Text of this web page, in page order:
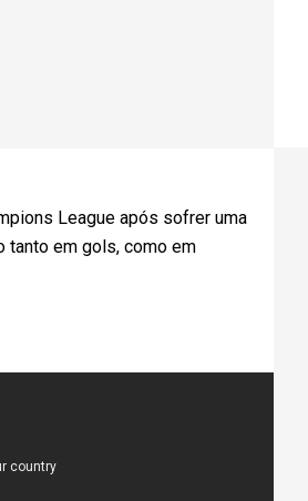
League após sofrer uma
tanto em gols, como em